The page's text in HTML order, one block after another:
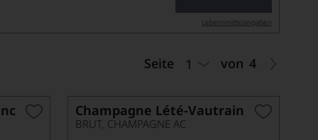
Lebensmittel­angaben
Seite 1 von 4
Champagne Lété-Vautrain
BRUT, CHAMPAGNE AC